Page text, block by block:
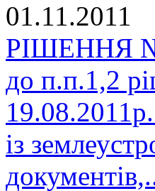
01.11.2011
РІШЕННЯ
до п.п.1,2
із